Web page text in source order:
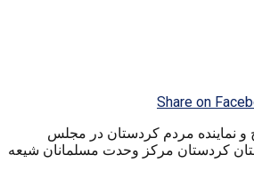
Share on
نماینده مردم کردستان در مجلس
کردستان مرکز وحدت مسلمانان شیعه